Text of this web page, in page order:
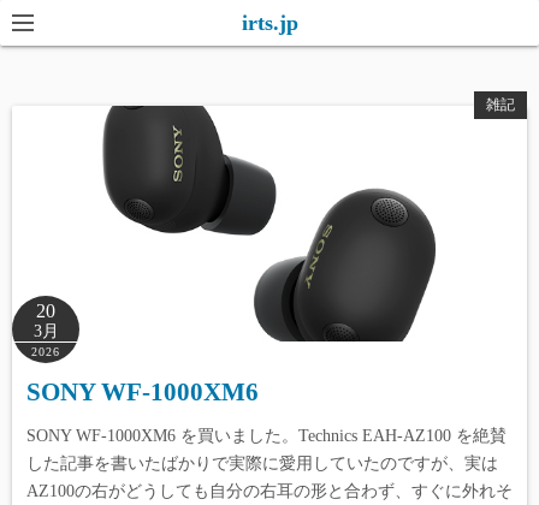
コ
ン
ン
irts.jp
雑記
20
3月
2026
SONY WF-1000XM6
SONY WF-1000XM6 を買いました。Technics EAH-AZ100 を絶賛
した記事を書いたばかりで実際に愛用していたのですが、実は
AZ100の右がどうしても自分の右耳の形と合わず、すぐに外れそ